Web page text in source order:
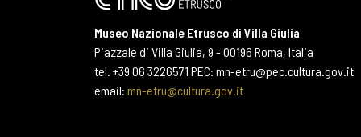
Museo Nazionale Etrusco di Villa Giulia
Piazzale di Villa Giulia, 9 - 00196 Roma, Italia
tel. +39 06 3226571 PEC: mn-etru@pec.cultura.gov.it
email: mn-etru@cultura.gov.it